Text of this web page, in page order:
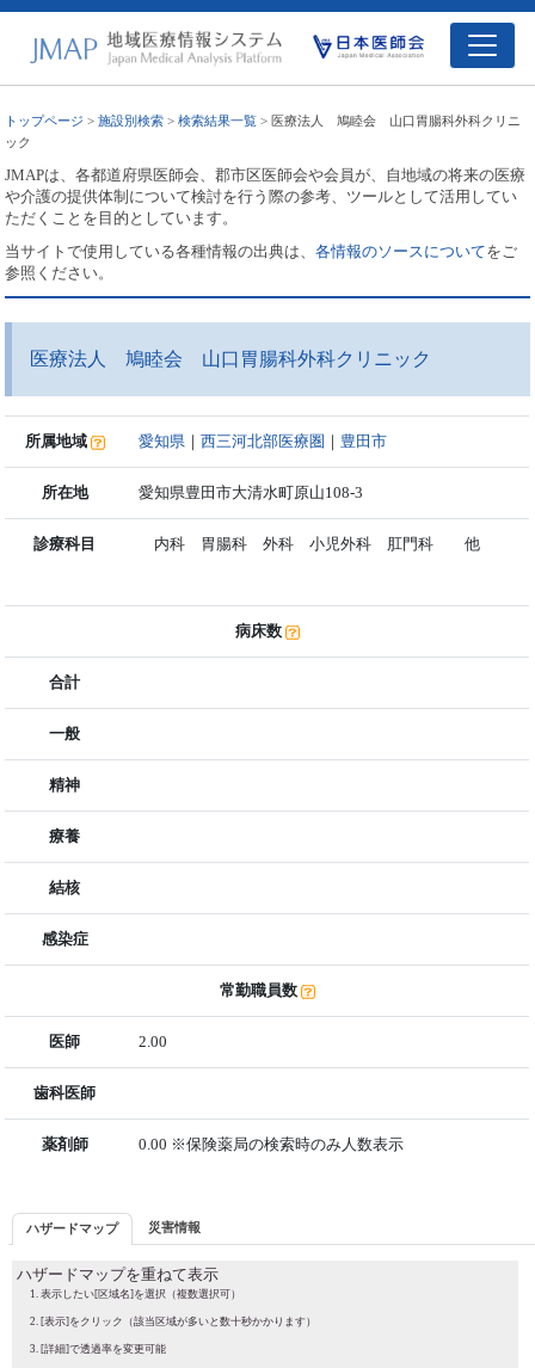
トップページ >施設別検索 >検索結果一覧 > 医療法人 鳩睦会 山口胃腸科外科クリニ
ック
JMAPは、各都道府県医師会、郡市区医師会や会員が、自地域の将来の医療
や介護の提供体制について検討を行う際の参考、ツールとして活用してい
ただくことを目的としています。
当サイトで使用している各種情報の出典は、各情報のソースについてをご
参照ください。
医療法人 鳩睦会 山口胃腸科外科クリニック
所属地域 愛知県 ｜西三河北部医療圏 ｜ 豊田市
所在地 愛知県豊田市大清水町原山108-3
診療科目 内科 胃腸科 外科 小児外科 肛門科 他
病床数
合計
一般
精神
療養
結核
感染症
常勤職員数
医師 2.00
歯科医師
薬剤師 0.00 ※保険薬局の検索時のみ人数表示
ハザードマップ 災害情報
ハザードマップを重ねて表示
表示したい[区域名]を選択（複数選択可）
[表示]をクリック（該当区域が多いと数十秒かかります）
[詳細]で透過率を変更可能